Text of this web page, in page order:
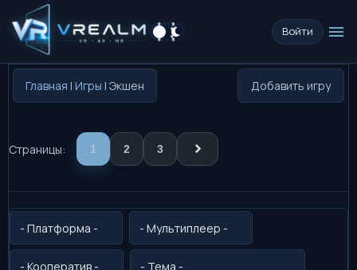
Войти menu
Главная | Игры | Экшен Добавить игру
Страницы: 1 2 3